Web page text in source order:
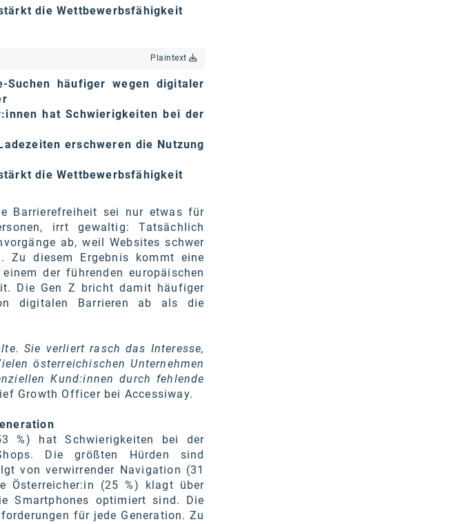
die Wettbewerbsfähigkeit
Plaintext
Suchen häufiger wegen digitaler
hat Schwierigkeiten bei der
erschweren die Nutzung
die Wettbewerbsfähigkeit
Barrierefreiheit sei nur etwas für
irrt gewaltig: Tatsächlich
ab, weil Websites schwer
Zu diesem Ergebnis kommt eine
der führenden europäischen
Die Gen Z bricht damit häufiger
digitalen Barrieren ab als die
Sie verliert rasch das Interesse,
österreichischen Unternehmen
Kund:innen durch fehlende
Growth Officer bei Accessiway.
%) hat Schwierigkeiten bei der
Die größten Hürden sind
von verwirrender Navigation (31
Österreicher:in (25 %) klagt über
Smartphones optimiert sind. Die
für jede Generation. Zu